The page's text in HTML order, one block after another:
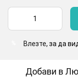
Влезте, за да
Добави в